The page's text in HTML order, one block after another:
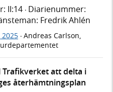
II:14 · Diarienummer:
Fredrik Ahlén
· Andreas Carlson,
att delta i
återhämtningsplan